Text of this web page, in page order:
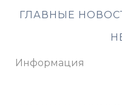
ГЛАВНЫЕ
Информация